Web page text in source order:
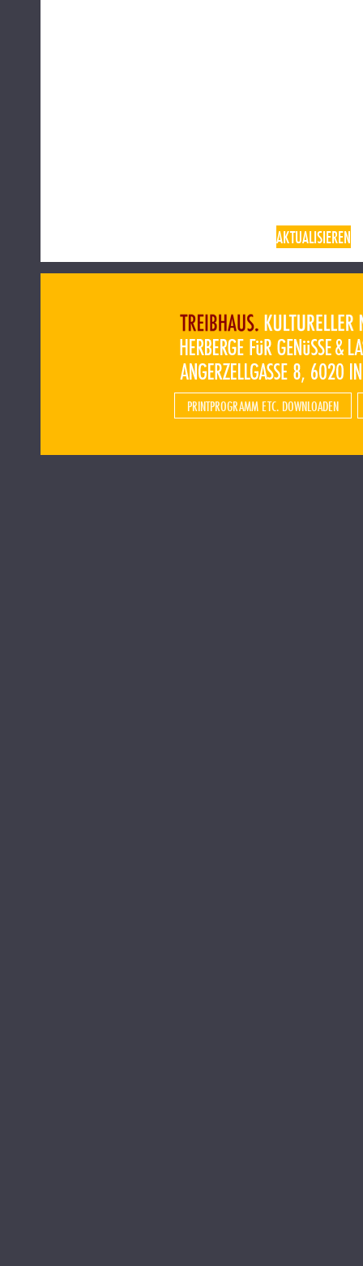
AKTUALISIEREN
PRINTPROGRAMM ETC. DOWNLOADEN